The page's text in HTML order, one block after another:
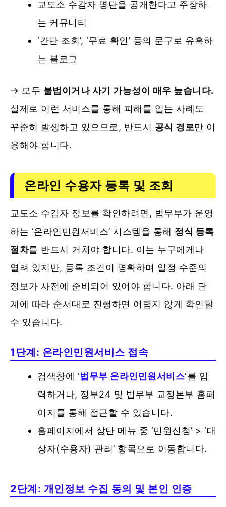
교도소 수감자 명단을 공개한다고 주장하
는 커뮤니티
‘간단 조회’, ‘무료 확인’ 등의 문구로 유혹하
는 블로그
→ 모두 불법이거나 사기 가능성이 매우 높습니다.
실제로 이런 서비스를 통해 피해를 입는 사례도
꾸준히 발생하고 있으므로, 반드시 공식 경로만 이
용해야 합니다.
온라인 수용자 등록 및 조회
교도소 수감자 정보를 확인하려면, 법무부가 운영
하는 ‘온라인민원서비스’ 시스템을 통해 정식 등록
절차를 반드시 거쳐야 합니다. 이는 누구에게나
열려 있지만, 등록 조건이 명확하며 일정 수준의
정보가 사전에 준비되어 있어야 합니다. 아래 단
계에 따라 순서대로 진행하면 어렵지 않게 확인할
수 있습니다.
1단계: 온라인민원서비스 접속
검색창에 ‘법무부 온라인민원서비스‘를 입
력하거나, 정부24 및 법무부 교정본부 홈페
이지를 통해 접근할 수 있습니다.
홈페이지에서 상단 메뉴 중 ‘민원신청’ > ‘대
상자(수용자) 관리’ 항목으로 이동합니다.
2단계: 개인정보 수집 동의 및 본인 인증